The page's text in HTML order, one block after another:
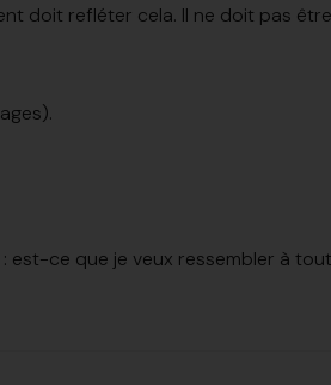
doit refléter cela. Il ne doit pas
ce que je veux ressembler à